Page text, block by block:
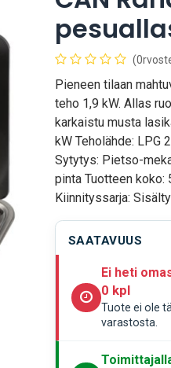
Pieneen tilaan
teho 1,9 kW. Allas
karkaistu musta
kW Teholähde: LPG
Sytytys: Pietso-
pinta Tuotteen koko:
Kiinnityssarja:
SAATAVUUS
Ei heti
0 kpl
Tuote ei ole
varastosta.